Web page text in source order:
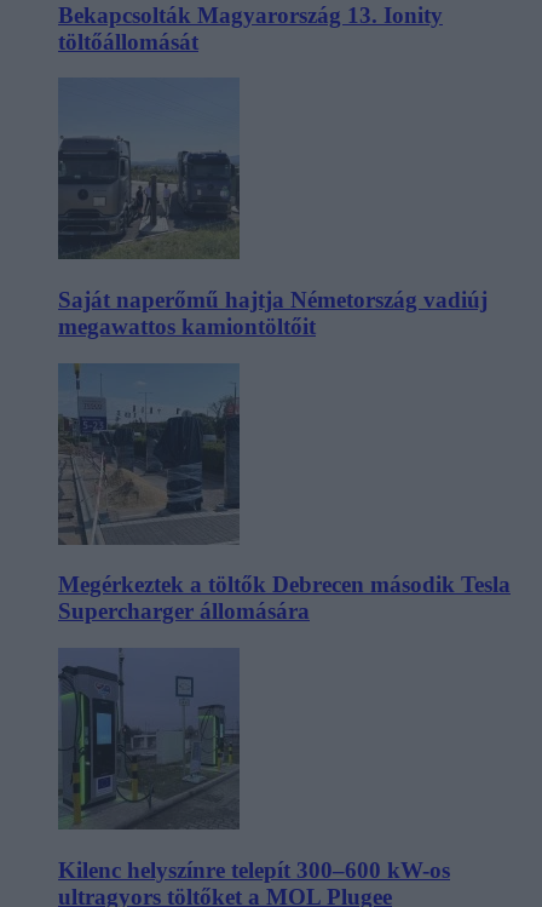
Bekapcsolták Magyarország 13. Ionity
töltőállomását
Saját naperőmű hajtja Németország vadiúj
megawattos kamiontöltőit
Megérkeztek a töltők Debrecen második Tesla
Supercharger állomására
Kilenc helyszínre telepít 300–600 kW-os
ultragyors töltőket a MOL Plugee